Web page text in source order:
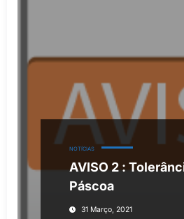
NOTÍCIAS
AVISO 2 :
Páscoa
31 Março, 2021